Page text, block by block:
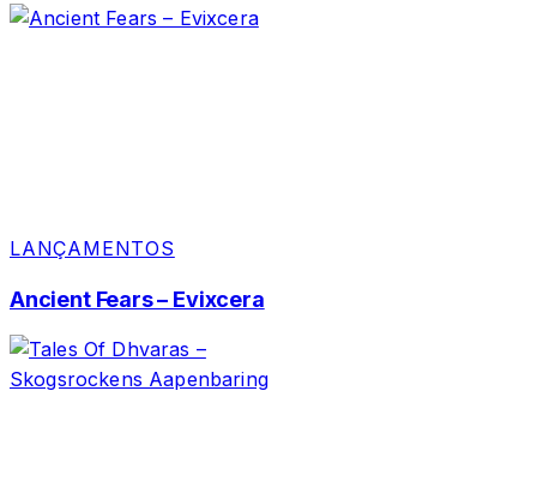
LANÇAMENTOS
Ancient Fears – Evixcera